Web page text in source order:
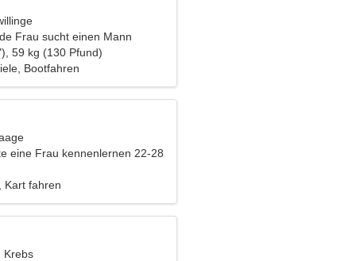
Frau sucht einen Mann
59 kg (130 Pfund)
Bootfahren
eine Frau kennenlernen 22-28
Kart fahren
Krebs